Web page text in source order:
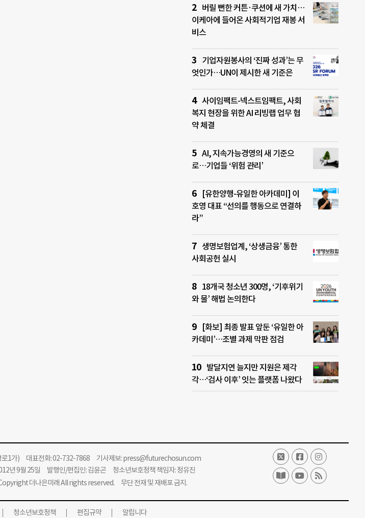
버릴 뻔한 커튼·쿠션에 새 가치…
이케아에 들어온 사회적기업 재봉 서
비스
기업자원봉사의 ‘진짜 성과’는 무
엇인가…UN이 제시한 새 기준은
사이임팩트-넥스트임팩트, 사회
복지 현장을 위한 AI 리빙랩 업무 협
약 체결
AI, 지속가능경영의 새 기준으
로…기업들 ‘위험 관리’
[유한양행-유일한 아카데미] 이
호영 대표 “선의를 행동으로 연결하
라”
생명보험업계, ‘상생금융’ 통한
사회공헌 실시
18개국 청소년 300명, ‘기후위기
와 물’ 해법 논의한다
[화보] 최종 발표 앞둔 ‘유일한 아
카데미’…조별 과제 막판 점검
발달지연 늘지만 지원은 제각
각…‘검사 이후’ 잇는 플랫폼 나왔다
로1가) 대표전화: 02-732-7868 기사제보:press@futurechosun.com
년 9월 25일 발행인/편집인: 김윤곤 청소년보호정책 책임자: 정유진
더나은미래 All rights reserved. 무단 전재 및 재배포 금지.
청소년보호정책 편집규약 알립니다